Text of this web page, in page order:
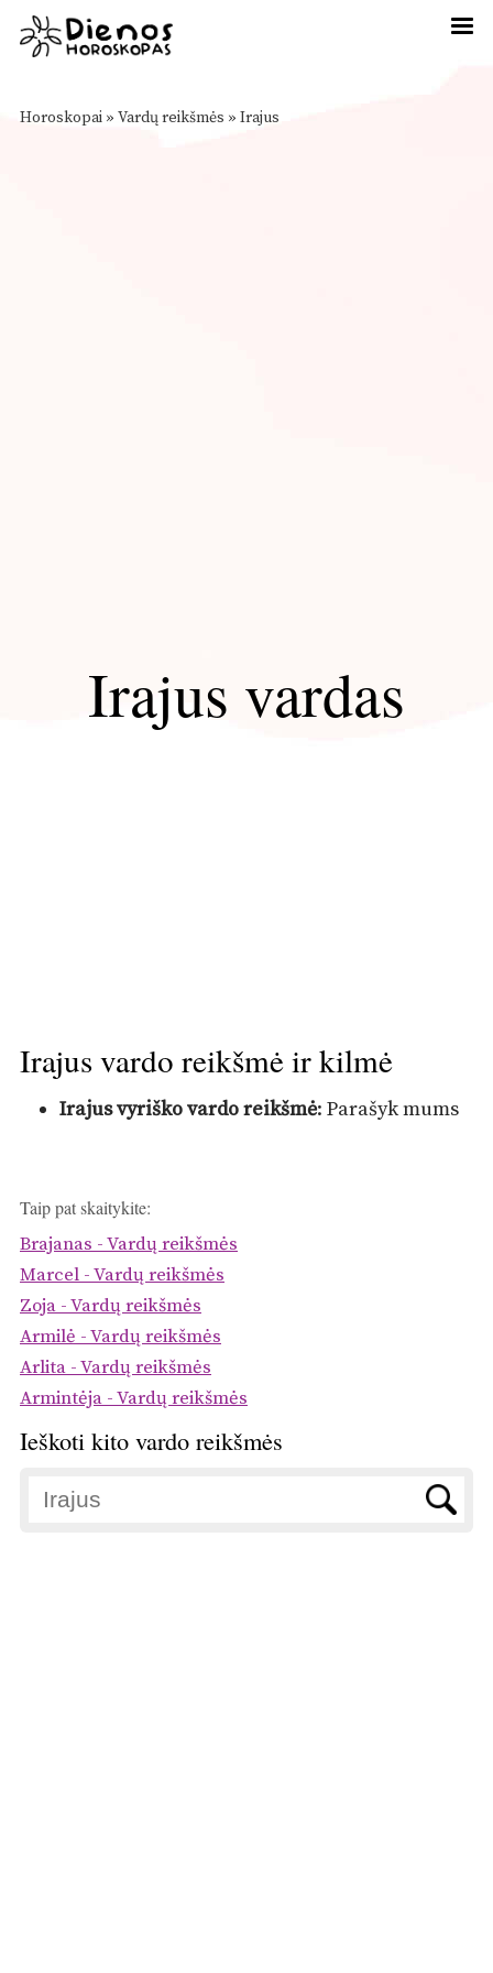
Horoskopai » Vardų reikšmės » Irajus
Irajus vardas
Irajus vardo reikšmė ir kilmė
Irajus vyriško vardo reikšmė: Parašyk mums
Taip pat skaitykite:
Brajanas - Vardų reikšmės
Marcel - Vardų reikšmės
Zoja - Vardų reikšmės
Armilė - Vardų reikšmės
Arlita - Vardų reikšmės
Armintėja - Vardų reikšmės
Ieškoti kito vardo reikšmės